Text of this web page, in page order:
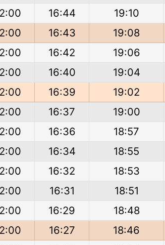
16:44 19:10
16:43 19:08
16:42 19:06
16:40 19:04
16:39 19:02
16:37 19:00
16:36 18:57
16:34 18:55
16:32 18:53
16:31 18:51
16:29 18:48
16:27 18:46